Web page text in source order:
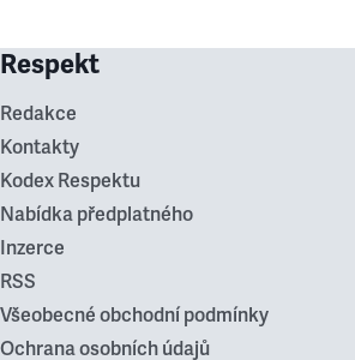
Respekt
Redakce
Kontakty
Kodex Respektu
Nabídka předplatného
Inzerce
RSS
Všeobecné obchodní podmínky
Ochrana osobních údajů